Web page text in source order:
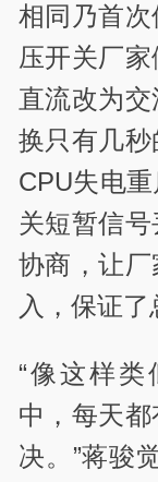
相同乃首
压开关厂
直流改为
换只有几
CPU失电
关短暂信
协商，让
入，保证了
“像这样
中，每天
决。”蒋骏